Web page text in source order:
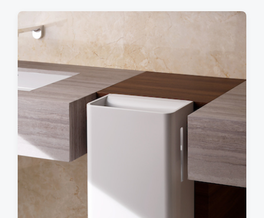
h
p
u
b
l
c
ó
n